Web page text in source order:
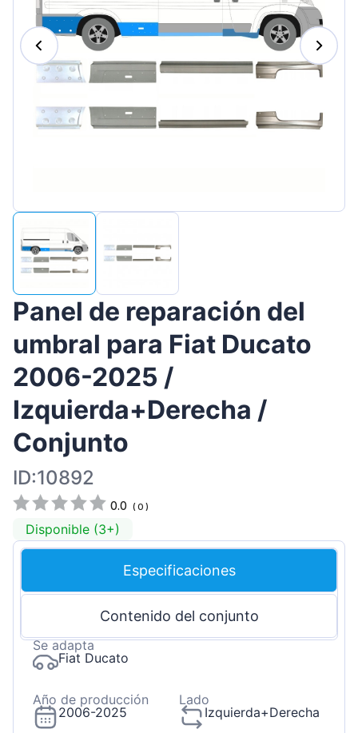
Magyar
Lietuvių
Hrvatski
Panel de reparación del
umbral para Fiat Ducato
2006-2025 /
Izquierda+Derecha /
Conjunto
ID:10892
0.0 (0 )
Disponible (3+)
Especificaciones
Contenido del conjunto
Se adapta
Fiat Ducato
Año de producción
2006-2025
Lado
Izquierda+Derecha